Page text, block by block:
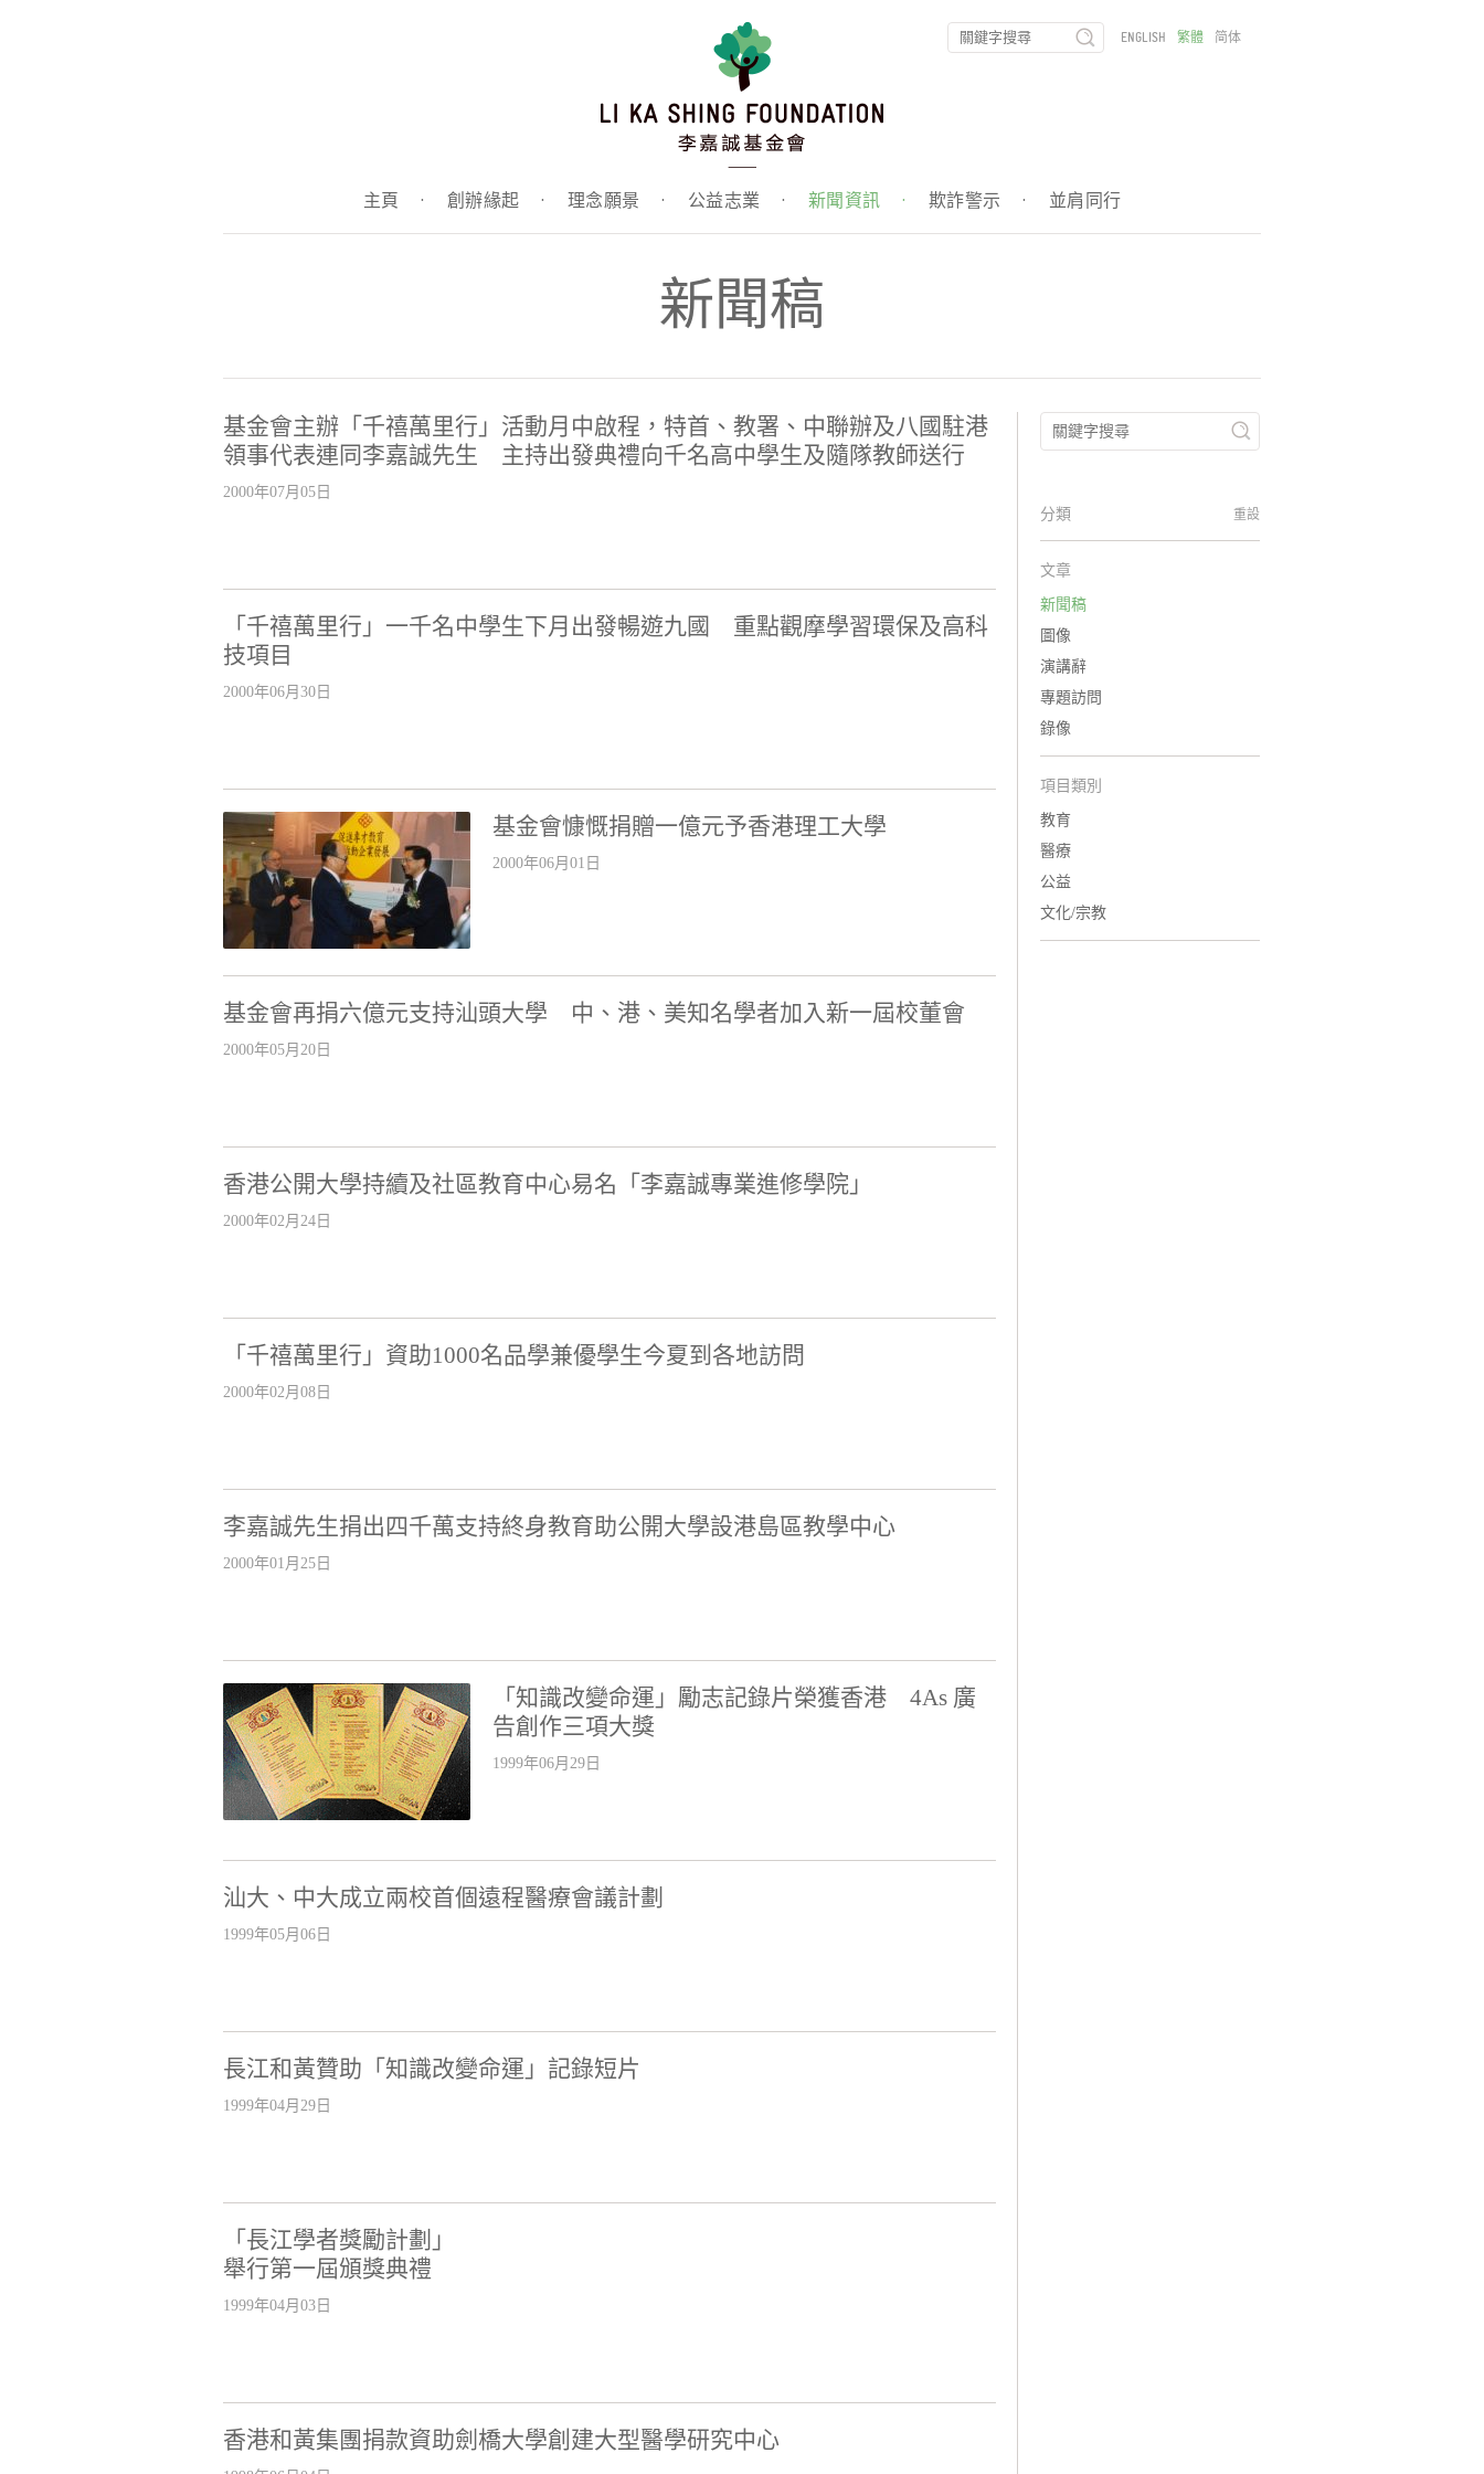
主頁 · 創辦緣起 · 理念願景 · 公益志業 · 新聞資訊 · 欺詐警示 · 並肩同行
ENGLISH 繁體 简体
新聞稿
基金會主辦「千禧萬里行」活動月中啟程，特首、教署、中聯辦及八國駐港
領事代表連同李嘉誠先生 主持出發典禮向千名高中學生及隨隊教師送行
2000年07月05日
「千禧萬里行」一千名中學生下月出發暢遊九國 重點觀摩學習環保及高科
技項目
2000年06月30日
基金會慷慨捐贈一億元予香港理工大學
2000年06月01日
基金會再捐六億元支持汕頭大學 中、港、美知名學者加入新一屆校董會
2000年05月20日
香港公開大學持續及社區教育中心易名「李嘉誠專業進修學院」
2000年02月24日
「千禧萬里行」資助1000名品學兼優學生今夏到各地訪問
2000年02月08日
李嘉誠先生捐出四千萬支持終身教育助公開大學設港島區教學中心
2000年01月25日
「知識改變命運」勵志記錄片榮獲香港 4As 廣
告創作三項大獎
1999年06月29日
汕大、中大成立兩校首個遠程醫療會議計劃
1999年05月06日
長江和黃贊助「知識改變命運」記錄短片
1999年04月29日
「長江學者獎勵計劃」
舉行第一屆頒獎典禮
1999年04月03日
香港和黃集團捐款資助劍橋大學創建大型醫學研究中心
分類 重設
文章
新聞稿
圖像
演講辭
專題訪問
錄像
項目類別
教育
醫療
公益
文化/宗教